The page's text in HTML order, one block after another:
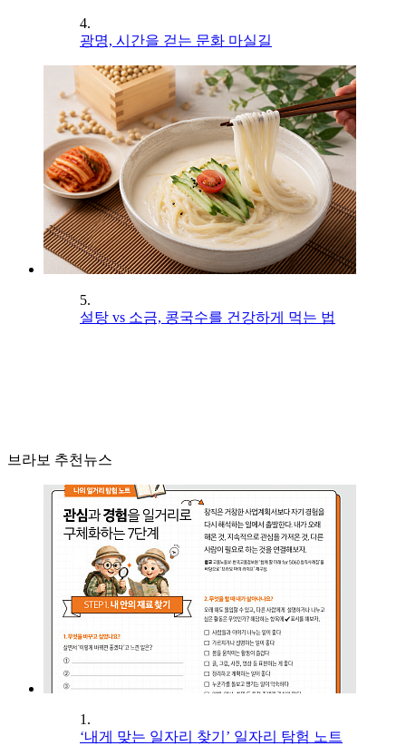
4.
광명, 시간을 걷는 문화 마실길
5.
설탕 vs 소금, 콩국수를 건강하게 먹는 법
브라보 추천뉴스
1.
‘내게 맞는 일자리 찾기’ 일자리 탐험 노트